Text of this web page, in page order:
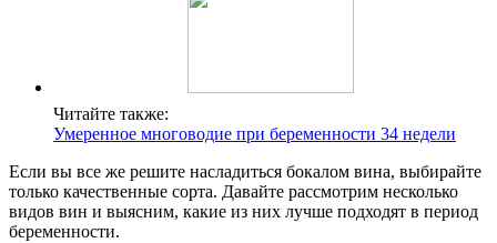
Читайте также:
Умеренное многоводие при беременности 34 недели
Если вы все же решите насладиться бокалом вина, выбирайте
только качественные сорта. Давайте рассмотрим несколько
видов вин и выясним, какие из них лучше подходят в период
беременности.